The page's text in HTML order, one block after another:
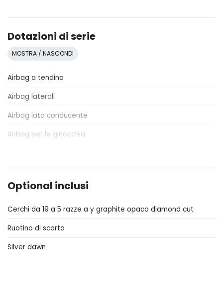
Dotazioni di serie
MOSTRA / NASCONDI
Airbag a tendina
Airbag laterali
Airbag lato conducente
Airbag per le ginocchia
Assistente al parcheggio
Assistente in discesa
Attacchi Isofix per seggiolini
Badge esterno identificativo
Optional inclusi
Cerchi da 19 a 5 razze a y graphite opaco diamond cut
Ruotino di scorta
Silver dawn